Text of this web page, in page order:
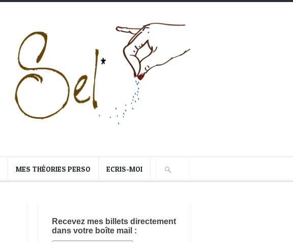
MES THÉORIES PERSO ECRIS-MOI
Recevez mes billets directement
dans votre boîte mail :